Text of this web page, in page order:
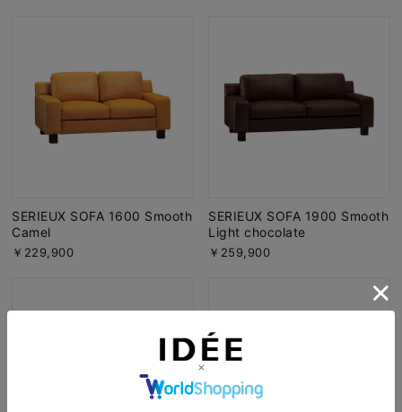
SERIEUX SOFA 1600 Smooth
Camel
￥229,900
SERIEUX SOFA 1900 Smooth
Light chocolate
￥259,900